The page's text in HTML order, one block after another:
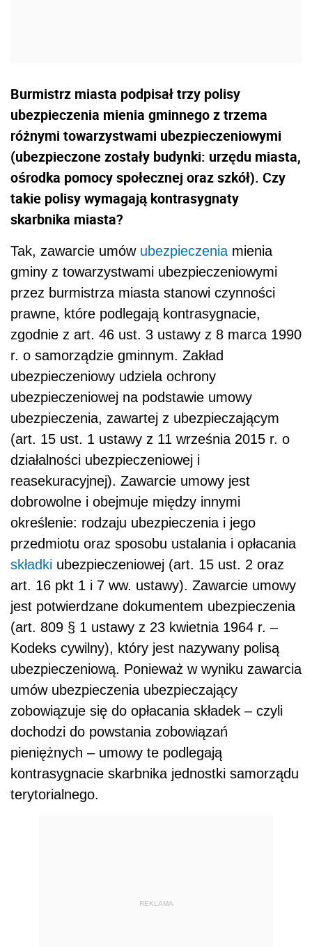
Burmistrz miasta podpisał trzy polisy
ubezpieczenia mienia gminnego z trzema
różnymi towarzystwami ubezpieczeniowymi
(ubezpieczone zostały budynki: urzędu miasta,
ośrodka pomocy społecznej oraz szkół). Czy
takie polisy wymagają kontrasygnaty
skarbnika miasta?
Tak, zawarcie umów ubezpieczenia mienia
gminy z towarzystwami ubezpieczeniowymi
przez burmistrza miasta stanowi czynności
prawne, które podlegają kontrasygnacie,
zgodnie z art. 46 ust. 3 ustawy z 8 marca 1990
r. o samorządzie gminnym. Zakład
ubezpieczeniowy udziela ochrony
ubezpieczeniowej na podstawie umowy
ubezpieczenia, zawartej z ubezpieczającym
(art. 15 ust. 1 ustawy z 11 września 2015 r. o
działalności ubezpieczeniowej i
reasekuracyjnej). Zawarcie umowy jest
dobrowolne i obejmuje między innymi
określenie: rodzaju ubezpieczenia i jego
przedmiotu oraz sposobu ustalania i opłacania
składki ubezpieczeniowej (art. 15 ust. 2 oraz
art. 16 pkt 1 i 7 ww. ustawy). Zawarcie umowy
jest potwierdzane dokumentem ubezpieczenia
(art. 809 § 1 ustawy z 23 kwietnia 1964 r. –
Kodeks cywilny), który jest nazywany polisą
ubezpieczeniową. Ponieważ w wyniku zawarcia
umów ubezpieczenia ubezpieczający
zobowiązuje się do opłacania składek – czyli
dochodzi do powstania zobowiązań
pieniężnych – umowy te podlegają
kontrasygnacie skarbnika jednostki samorządu
terytorialnego.
REKLAMA